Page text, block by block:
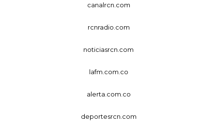
canalrcn.com
rcnradio.com
noticiasrcn.com
lafm.com.co
alerta.com.co
deportesrcn.com